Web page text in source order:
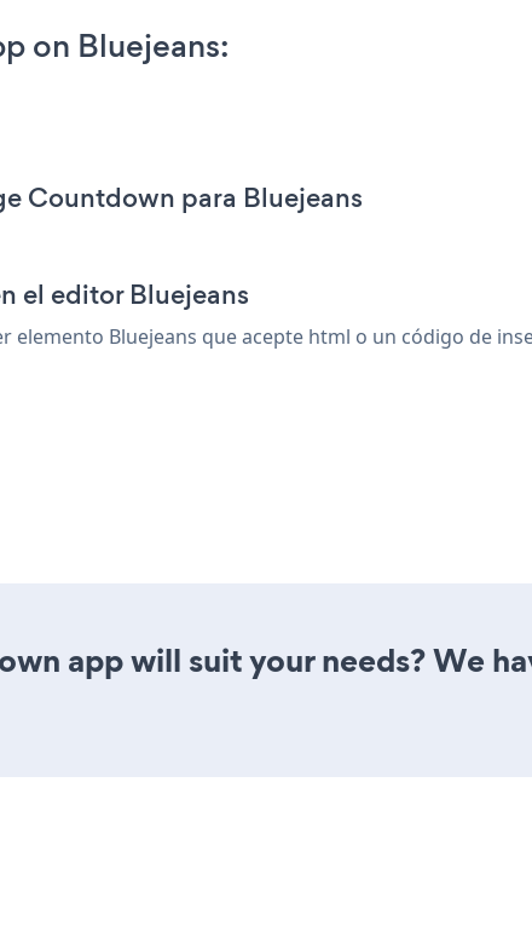
on Bluejeans:
Countdown para Bluejeans
el editor Bluejeans
Bluejeans que acepte html o un código de
app will suit your needs? We